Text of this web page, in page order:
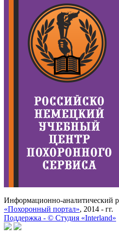
Информационно-аналитический
«Похоронный портал», 2014 - гг.
Поддержка - © Cтудия «Interland»